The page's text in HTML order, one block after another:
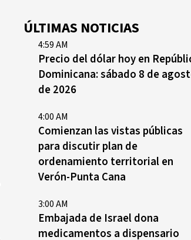
ÚLTIMAS NOTICIAS
4:59 AM
Precio del dólar hoy en
Dominicana: sábado 8 de
de 2026
4:00 AM
Comienzan las vistas públicas
para discutir plan de
ordenamiento territorial en
Verón-Punta Cana
3:00 AM
Embajada de Israel dona
medicamentos a dispensario